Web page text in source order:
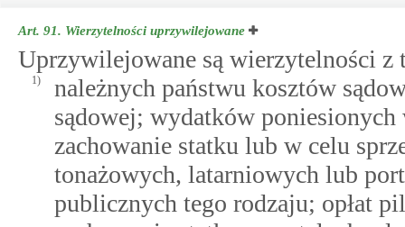
Art. 91. Wierzytelności uprzywilejowane
Uprzywilejowane są wierzytelności z
1)
należnych państwu kosztów
sądowej; wydatków
zachowanie statku lub w celu
tonażowych, latarniowych lub
publicznych tego rodzaju; opłat